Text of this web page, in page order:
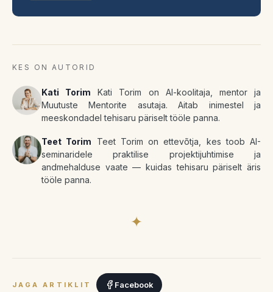
KES ON AUTORID
Kati Torim
Kati Torim on AI-koolitaja, mentor ja
Muutuste Mentorite asutaja. Aitab inimestel ja
meeskondadel tehisaru päriselt tööle panna.
Teet Torim
Teet Torim on ettevõtja, kes toob AI-
seminaridele praktilise projektijuhtimise ja
andmehalduse vaate — kuidas tehisaru päriselt äris
tööle panna.
✦
JAGA ARTIKLIT Facebook